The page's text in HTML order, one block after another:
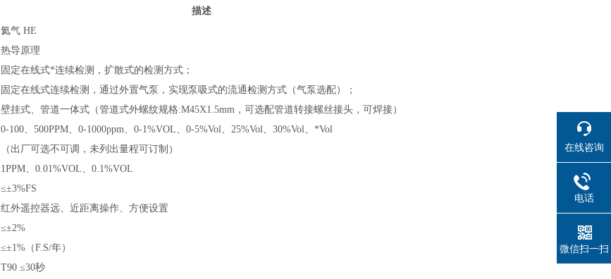
描述
氦气 HE
热导原理
固定在线式*连续检测，扩散式的检测方式；
固定在线式连续检测，通过外置气泵，实现泵吸式的流通检测方式（气泵选配）；
壁挂式、管道一体式（管道式外螺纹规格:M45X1.5mm，可选配管道转接螺丝接头，可焊接）
0-100、500PPM、0-1000ppm、0-1%VOL、 0-5%Vol
25%Vol、30%Vol、*Vol
（出厂可选不可调，未列出量程可订制）
1PPM 0.01%VOL 、0.1%VOL
≤±3%FS
红外遥控器远、近距离操作、方便设置
≤±2%
≤±1%（F.S/年）
T90 ≤30秒
在线咨询
电话
微信扫一扫